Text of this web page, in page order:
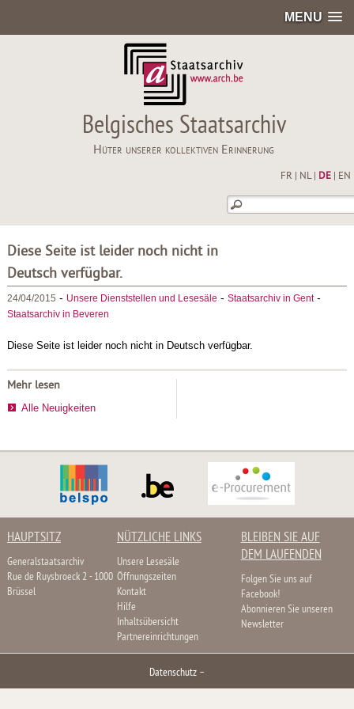
MENU
Belgisches Staatsarchiv
Hüter unserer kollektiven Erinnerung
FR NL| DE| EN
Diese Seite ist leider noch nicht in
Deutsch verfügbar.
24/04/2015 - Unsere Dienststellen und Lesesäle - Staatsarchiv in Gent-
Staatsarchiv in Beveren
Diese Seite ist leider noch nicht in Deutsch verfügbar.
Mehr lesen
Alle Neuigkeiten
HAUPTSITZ
Generalstaatsarchiv
Rue de Ruysbroeck 2 - 1000
Brüssel
NÜTZLICHE LINKS
Unsere Lesesäle
Öffnungszeiten
Kontakt
Hilfe
Inhaltsübersicht
Partnereinrichtungen
BLEIBEN SIE AUF
DEM LAUFENDEN
Folgen Sie uns auf
Facebook!
Abonnieren Sie unseren
Newsletter
Datenschutz –